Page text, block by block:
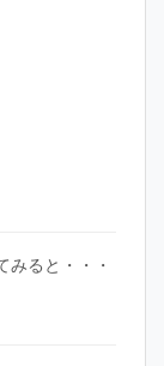
みると・・・